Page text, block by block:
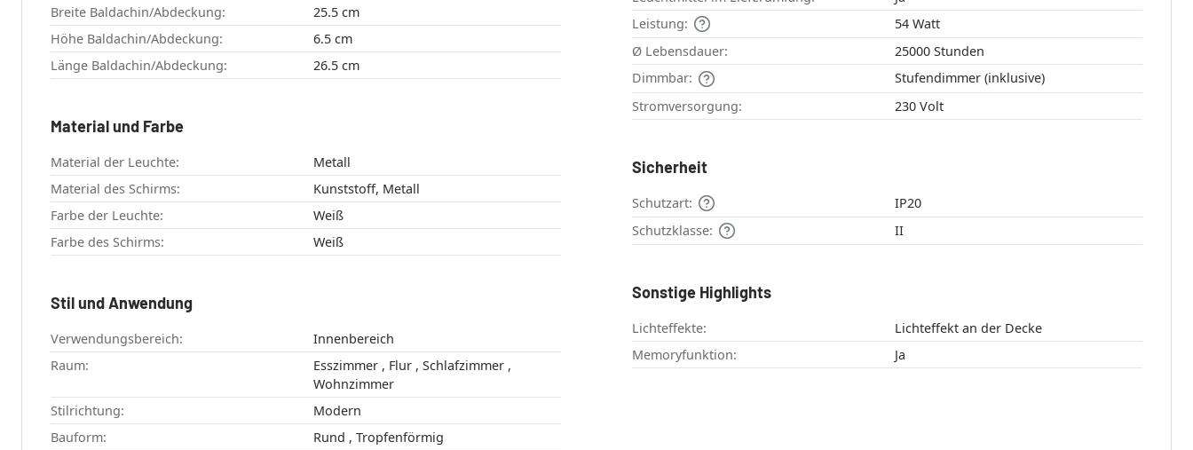
Breite Baldachin/Abdeckung:
25.5 cm
Höhe Baldachin/Abdeckung:
6.5 cm
Länge Baldachin/Abdeckung:
26.5 cm
Material und Farbe
Material der Leuchte:
Metall
Material des Schirms:
Kunststoff, Metall
Farbe der Leuchte:
Weiß
Farbe des Schirms:
Weiß
Stil und Anwendung
Verwendungsbereich:
Innenbereich
Raum:
Esszimmer , Flur , Schlafzimmer ,
Wohnzimmer
Stilrichtung:
Modern
Bauform:
Rund , Tropfenförmig
Leistung:
54 Watt
Ø Lebensdauer:
25000 Stunden
Dimmbar:
Stufendimmer (inklusive)
Stromversorgung:
230 Volt
Sicherheit
Schutzart:
IP20
Schutzklasse:
II
Sonstige Highlights
Lichteffekte:
Lichteffekt an der Decke
Memoryfunktion:
Ja